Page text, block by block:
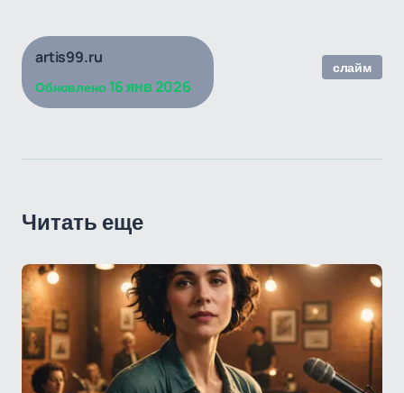
artis99.ru
Обновлено 16 янв 2026
слайм
Читать еще